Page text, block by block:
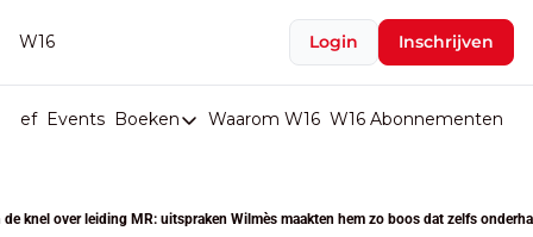
W16 Login Inschrijven
Events Boeken
Boeken
Boeken
Waarom W16 W16 Abonnementen
de knel over leiding MR: uitspraken Wilmès maakten hem zo boos dat zelfs